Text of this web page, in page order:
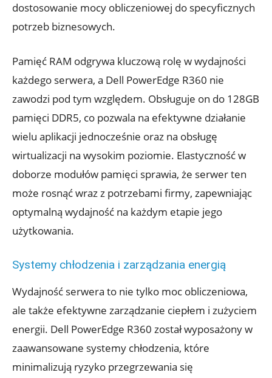
dostosowanie mocy obliczeniowej do specyficznych
potrzeb biznesowych.
Pamięć RAM odgrywa kluczową rolę w wydajności
każdego serwera, a Dell PowerEdge R360 nie
zawodzi pod tym względem. Obsługuje on do 128GB
pamięci DDR5, co pozwala na efektywne działanie
wielu aplikacji jednocześnie oraz na obsługę
wirtualizacji na wysokim poziomie. Elastyczność w
doborze modułów pamięci sprawia, że serwer ten
może rosnąć wraz z potrzebami firmy, zapewniając
optymalną wydajność na każdym etapie jego
użytkowania.
Systemy chłodzenia i zarządzania energią
Wydajność serwera to nie tylko moc obliczeniowa,
ale także efektywne zarządzanie ciepłem i zużyciem
energii. Dell PowerEdge R360 został wyposażony w
zaawansowane systemy chłodzenia, które
minimalizują ryzyko przegrzewania się